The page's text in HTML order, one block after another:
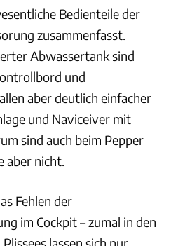
Bedienteile der
zusammenfasst.
Abwassertank sind
und
aber deutlich einfacher
und Naviceiver mit
sind auch beim Pepper
aber nicht.
Fehlen der
im Cockpit – zumal in den
lassen sich nur